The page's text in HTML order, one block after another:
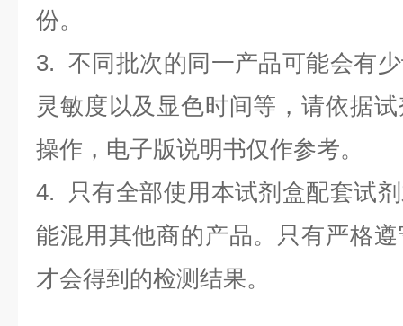
份。
3. 不同批次的同一产品可能会有
灵敏度以及显色时间等，请依据
操作，电子版说明书仅作参考。
4. 只有全部使用本试剂盒配套试
能混用其他商的产品。只有严格
才会得到的检测结果。